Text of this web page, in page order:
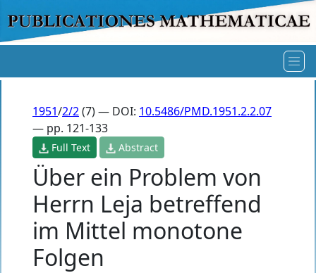
1951/2/2(7) — DOI: 10.5486/PMD.1951.2.2.07
— pp. 121-133
Full Text Abstract
Über ein Problem von
Herrn Leja betreffend
im Mittel monotone
Folgen